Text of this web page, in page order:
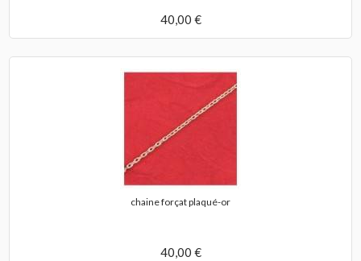
40,00 €
chaine forçat plaqué-or
40,00 €